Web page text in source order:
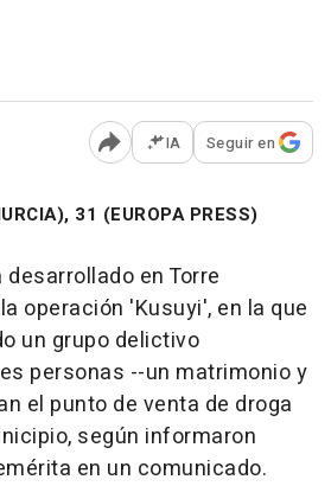
Abrir opciones para
IA Seguir en
31 (EUROPA PRESS)
en Torre
operación 'Kusuyi', en la que
un grupo delictivo
personas --un matrimonio y
el punto de venta de droga
según informaron
en un comunicado.